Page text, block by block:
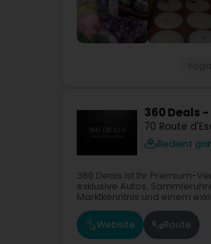
360 Deals
70 Route
Bedient
360 Deals ist Ihr Premium-
exklusive Autos,
Marktkenntnis und einem
Website Route